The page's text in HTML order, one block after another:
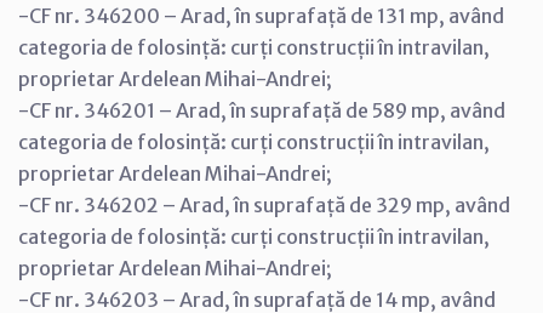
-CF nr. 346200 – Arad, în suprafață de 131 mp, având
categoria de folosință: curți construcții în intravilan,
proprietar Ardelean Mihai-Andrei;
-CF nr. 346201 – Arad, în suprafață de 589 mp, având
categoria de folosință: curți construcții în intravilan,
proprietar Ardelean Mihai-Andrei;
-CF nr. 346202 – Arad, în suprafață de 329 mp, având
categoria de folosință: curți construcții în intravilan,
proprietar Ardelean Mihai-Andrei;
-CF nr. 346203 – Arad, în suprafață de 14 mp, având